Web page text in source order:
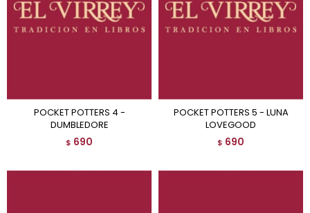
POCKET POTTERS 4 -
DUMBLEDORE
$ 690
POCKET POTTERS 5 - LUNA
LOVEGOOD
$ 690